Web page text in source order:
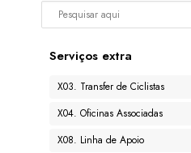
Serviços extra
X03. Transfer de Ciclistas
X04. Oficinas Associadas
X08. Linha de Apoio